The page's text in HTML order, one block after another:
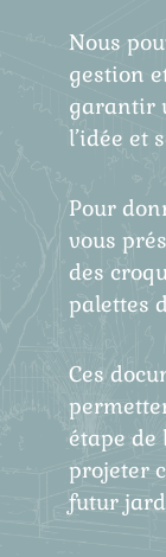
Nous
gestion
garantir
l’idée et
Pour
vous
des
palettes
Ces
étape de
projeter
futur